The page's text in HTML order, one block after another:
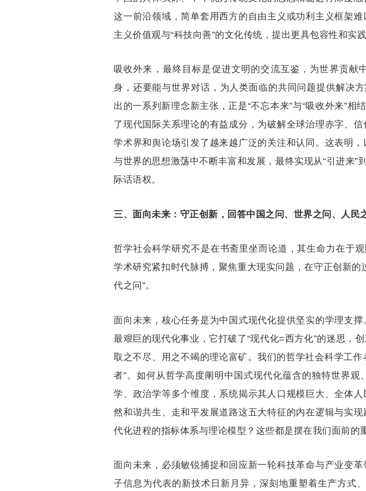
这一前沿领域，简单套用西方的自由主义或功利主义框架
主义价值观与“科技向善”的文化传统，提出更具包容性和实
吸收外来，最终目标是促进文明的交流互鉴，为世界贡献
身，还要能与世界对话，为人类面临的共同问题提供解决
出的一系列新理念新主张，正是“不忘本来”与“吸收外来”相
了现代国际关系理论的有益成分，为破解全球治理赤字、
学术界和舆论场引发了越来越广泛的关注和认同。这表明
与世界的思想激荡中不断丰富和发展，最终实现从“引进来”
际话语权。
三、面向未来：守正创新，回答中国之问、世界之问、人民
哲学社会科学研究不是在书斋里坐而论道，其生命力在于
学术研究紧扣时代脉搏，聚焦重大现实问题，在守正创新
代之问”。
面向未来，核心任务是为中国式现代化提供坚实的学理支
最艰巨的现代化事业，它打破了“现代化=西方化”的迷思，
取之不尽、用之不竭的理论富矿。我们的哲学社会科学工
者”。如何从哲学高度阐明中国式现代化蕴含的独特世界
学、政治学等多个维度，系统揭示其人口规模巨大、全体
然和谐共生、走和平发展道路这五大特征的内在逻辑与实
代化进程的指标体系与理论模型？这些都是摆在我们面前的
面向未来，必须敏锐捕捉和回应新一轮科技革命与产业变
子信息为代表的新技术日新月异，深刻地重塑着生产方式